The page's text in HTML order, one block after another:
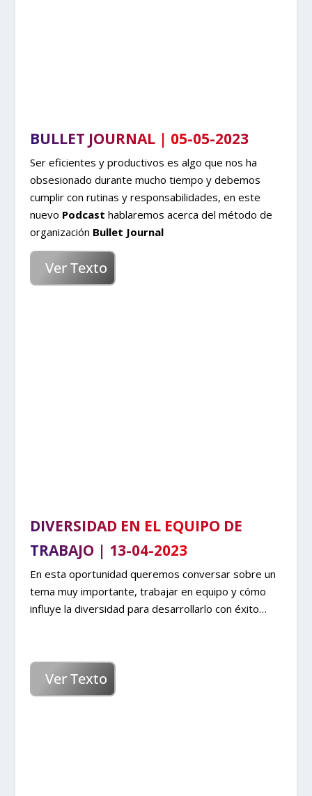
BULLET JOURNAL | 05-05-2023
Ser eficientes y productivos es algo que nos ha
obsesionado durante mucho tiempo y debemos
cumplir con rutinas y responsabilidades, en este
nuevo Podcast hablaremos acerca del método de
organización Bullet Journal
Ver Texto
DIVERSIDAD EN EL EQUIPO DE
TRABAJO | 13-04-2023
En esta oportunidad queremos conversar sobre un
tema muy importante, trabajar en equipo y cómo
influye la diversidad para desarrollarlo con éxito…
Ver Texto